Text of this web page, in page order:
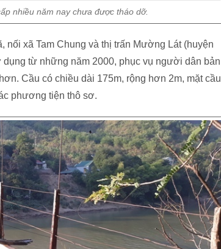
nhiều năm nay chưa được tháo dỡ.
nối xã Tam Chung và thị trấn Mường Lát (huyện
từ những năm 2000, phục vụ người dân bản
Cầu có chiều dài 175m, rộng hơn 2m, mặt cầu
phương tiện thô sơ.